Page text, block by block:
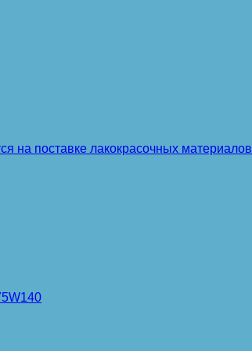
на поставке лакокрасочных материалов